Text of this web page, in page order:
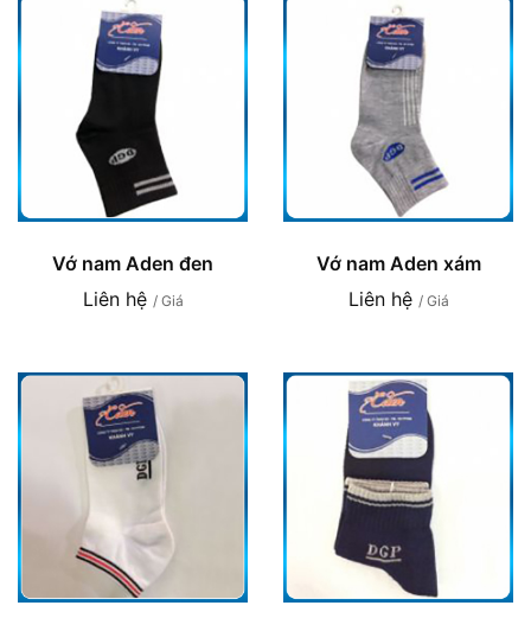
Vớ nam Aden đen
Liên hệ / Giá
Vớ nam Aden xám
Liên hệ / Giá